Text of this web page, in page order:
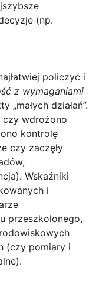
(np.
policzyć i
z wymaganiami
„małych działań”.
czy wdrożono
kontrolę
czy zaczęły
Wskaźniki
i
przeszkolonego,
(czy pomiary i